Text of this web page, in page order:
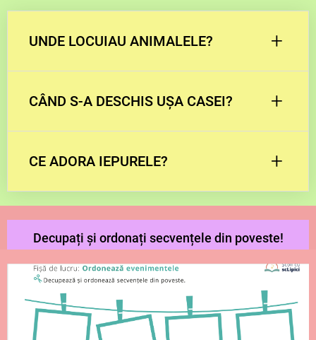
UNDE LOCUIAU ANIMALELE? +
CÂND S-A DESCHIS UȘA CASEI? +
CE ADORA IEPURELE? +
IEPURELE ADORA POZNELE.
Decupați și ordonați secvențele din poveste!